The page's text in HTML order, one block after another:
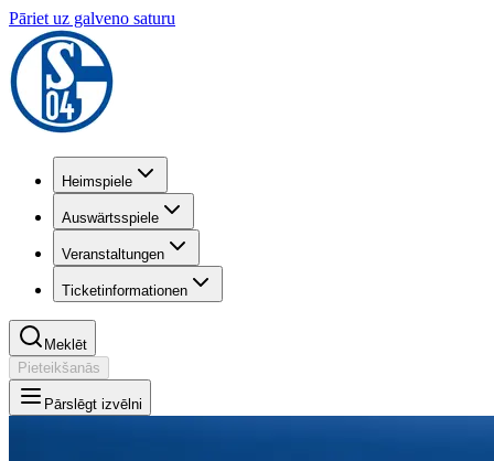
Pāriet uz galveno saturu
Heimspiele
Auswärtsspiele
Veranstaltungen
Ticketinformationen
Meklēt
Pieteikšanās
Pārslēgt izvēlni